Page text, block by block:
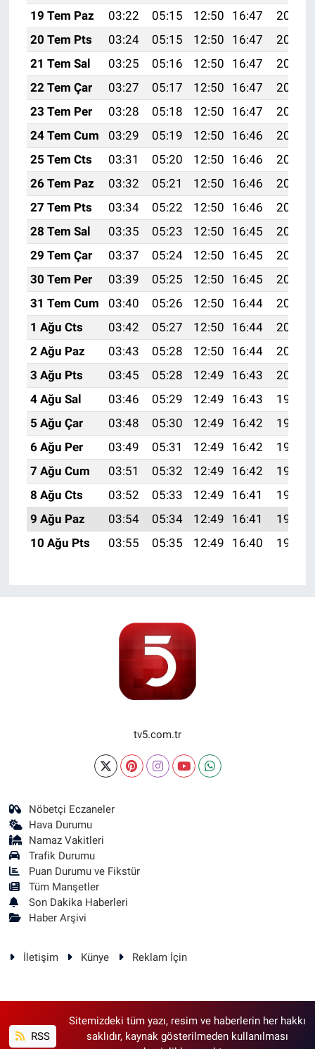
19 Tem Paz
03:22 05:15 12:50 16:47
20:14
20 Tem Pts
03:24 05:15 12:50 16:47
20:14
21 Tem Sal
03:25 05:16 12:50 16:47
20:13
22 Tem Çar
03:27 05:17 12:50 16:47
20:12
23 Tem Per
03:28 05:18 12:50 16:47
20:11
24 Tem Cum
03:29 05:19 12:50 16:46
20:10
25 Tem Cts
03:31 05:20 12:50 16:46
20:10
26 Tem Paz
03:32 05:21 12:50 16:46
20:09
27 Tem Pts
03:34 05:22 12:50 16:46
20:08
28 Tem Sal
03:35 05:23 12:50 16:45
20:07
29 Tem Çar
03:37 05:24 12:50 16:45
20:06
30 Tem Per
03:39 05:25 12:50 16:45
20:05
31 Tem Cum
03:40 05:26 12:50 16:44
20:04
1 Ağu Cts
03:42 05:27 12:50 16:44
20:03
2 Ağu Paz
03:43 05:28 12:50 16:44
20:02
3 Ağu Pts
03:45 05:28 12:49 16:43
20:00
4 Ağu Sal
03:46 05:29 12:49 16:43
19:59
5 Ağu Çar
03:48 05:30 12:49 16:42
19:58
6 Ağu Per
03:49 05:31 12:49 16:42
19:57
7 Ağu Cum
03:51 05:32 12:49 16:42
19:56
8 Ağu Cts
03:52 05:33 12:49 16:41
19:54
9 Ağu Paz
03:54 05:34 12:49 16:41
19:53
10 Ağu Pts
03:55 05:35 12:49 16:40 19:52
tv5.com.tr
Nöbetçi Eczaneler
Hava Durumu
Namaz Vakitleri
Trafik Durumu
Puan Durumu ve Fikstür
Tüm Manşetler
Son Dakika Haberleri
Haber Arşivi
İletişim Künye Reklam İçin
RSS
Sitemizdeki tüm yazı, resim ve haberlerin her hakkı
saklıdır, kaynak gösterilmeden kullanılması